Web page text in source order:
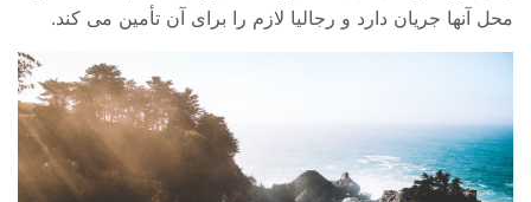
محل آنها جریان دارد و رجالیا لازم را برای آن تأمین می کند.